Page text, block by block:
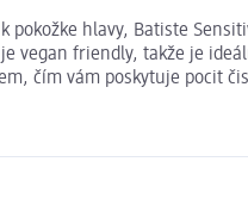
pokožke hlavy, Batiste
vegan friendly, takže je
čím vám poskytuje pocit